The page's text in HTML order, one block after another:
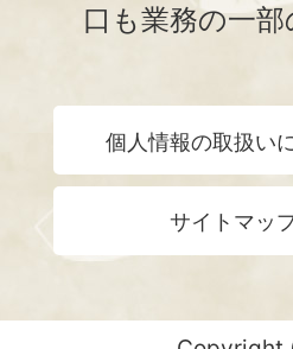
口も業務の一部
個人情報の取扱い
サイトマッ